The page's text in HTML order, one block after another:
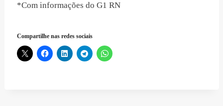
*Com informações do G1 RN
Compartilhe nas redes sociais